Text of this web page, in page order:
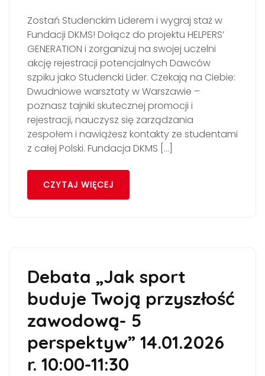
Zostań Studenckim Liderem i wygraj staż w
Fundacji DKMS! Dołącz do projektu HELPERS’
GENERATION i zorganizuj na swojej uczelni
akcję rejestracji potencjalnych Dawców
szpiku jako Studencki Lider. Czekają na Ciebie:
Dwudniowe warsztaty w Warszawie –
poznasz tajniki skutecznej promocji i
rejestracji, nauczysz się zarządzania
zespołem i nawiążesz kontakty ze studentami
z całej Polski. Fundacja DKMS […]
CZYTAJ WIĘCEJ
Debata „Jak sport
buduje Twoją przyszłość
zawodową- 5
perspektyw” 14.01.2026
r. 10:00-11:30